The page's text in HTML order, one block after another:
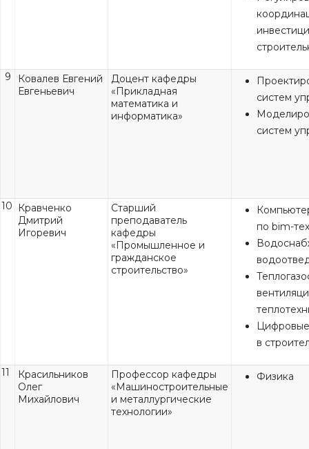
9
Ковалев Евгений
Евгеньевич
Доцент кафедры
«Прикладная
математика и
информатика»
систем
систем
10
Кравченко
Дмитрий
Игоревич
Старший
преподаватель
кафедры
«Промышленное и
гражданское
строительство»
по bim-
Цифровые
в
11
Красильников
Олег
Михайлович
Профессор кафедры
«Машиностроительные
и металлургические
технологии»
Физика